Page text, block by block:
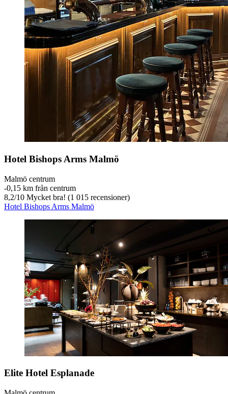
Hotel Bishops Arms Malmö
Malmö centrum
‐0,15 km från centrum
8,2/10 Mycket bra! (1 015 recensioner)
Hotel Bishops Arms Malmö
Elite Hotel Esplanade